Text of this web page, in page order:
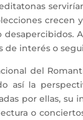
interés o
del
así la
por ellas, su
o